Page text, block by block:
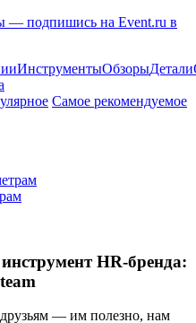
— подпишись на Event.ru в
ИнструментыОбзорыДетали
Самое рекомендуемое
HR-бренда:
— им полезно, нам